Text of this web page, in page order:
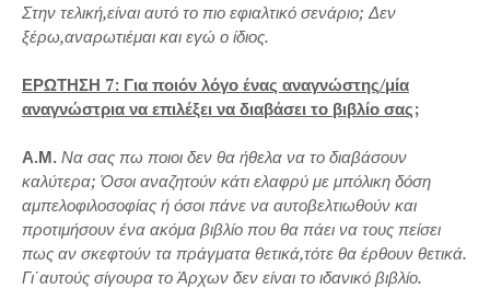
Στην τελική,είναι αυτό το πιο εφιαλτικό σενάριο; Δεν
ξέρω,αναρωτιέμαι και εγώ ο ίδιος.
ΕΡΩΤΗΣΗ 7: Για ποιόν λόγο ένας αναγνώστης/μία
αναγνώστρια να επιλέξει να διαβάσει το βιβλίο σας;
Α.Μ. Να σας πω ποιοι δεν θα ήθελα να το διαβάσουν
καλύτερα; Όσοι αναζητούν κάτι ελαφρύ με μπόλικη δόση
αμπελοφιλοσοφίας ή όσοι πάνε να αυτοβελτιωθούν και
προτιμήσουν ένα ακόμα βιβλίο που θα πάει να τους πείσει
πως αν σκεφτούν τα πράγματα θετικά,τότε θα έρθουν θετικά.
Γι΄αυτούς σίγουρα το Άρχων δεν είναι το ιδανικό βιβλίο.